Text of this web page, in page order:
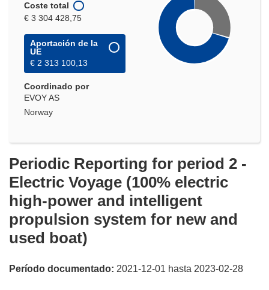
Coste total
€ 3 304 428,75
Aportación de la
UE
€ 2 313 100,13
Coordinado por
EVOY AS
Norway
Periodic Reporting for period 2 -
Electric Voyage (100% electric
high-power and intelligent
propulsion system for new and
used boat)
Período documentado: 2021-12-01 hasta 2023-02-28